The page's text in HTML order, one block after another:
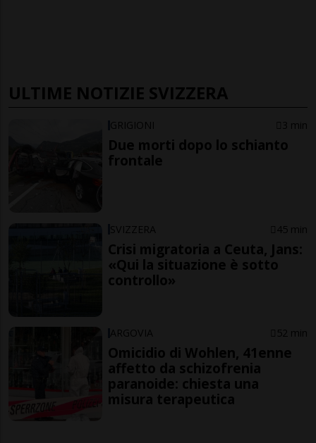
ULTIME NOTIZIE SVIZZERA
GRIGIONI 3 min
Due morti dopo lo schianto
frontale
SVIZZERA 45 min
Crisi migratoria a Ceuta, Jans:
«Qui la situazione è sotto
controllo»
ARGOVIA 52 min
Omicidio di Wohlen, 41enne
affetto da schizofrenia
paranoide: chiesta una
misura terapeutica